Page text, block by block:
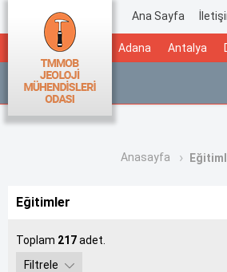
Ana Sayfa
Adana Antalya
Anasayfa
Eğitimler
Toplam 217adet.
Filtrele